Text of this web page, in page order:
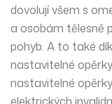
dovolují všem s
a osobám tělesně
pohyb. A to také
nastavitelné
nastavitelné